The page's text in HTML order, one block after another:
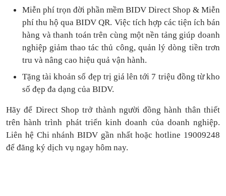
Miễn phí trọn đời phần mềm BIDV Direct Shop & Miễn
phí thu hộ qua BIDV QR. Việc tích hợp các tiện ích bán
hàng và thanh toántrên cùng một nền tảng giúp doanh
nghiệp giảm thao tác thủ công, quản lý dòng tiền trơn
tru và nâng cao hiệu quả vận hành.
Tặngtài khoản số đẹp trị giá lên tới 7 triệu đồng từ kho
số đẹp đa dạng của BIDV.
Hãy để Direct Shop trở thành người đồng hành thân thiết
trên hành trình phát triển kinh doanh của doanh nghiệp.
Liên hệ Chi nhánh BIDV gần nhất hoặc hotline 19009248
để đăng ký dịch vụ ngay hôm nay.